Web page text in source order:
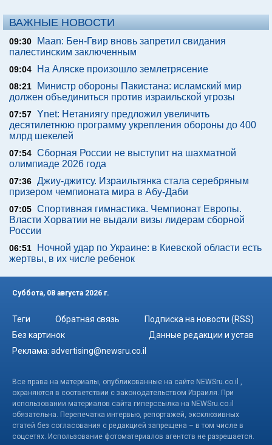
ВАЖНЫЕ НОВОСТИ
09:30
Maan: Бен-Гвир вновь запретил свидания
палестинским заключенным
09:04 На Аляске произошло землетрясение
08:21
Министр обороны Пакистана: исламский мир
должен объединиться против израильской угрозы
07:57 Ynet: Нетаниягу предложил увеличить
десятилетнюю программу укрепления обороны до 400
млрд шекелей
07:54 Сборная России не выступит на шахматной
олимпиаде 2026 года
07:36 Джиу-джитсу. Израильтянка стала серебряным
призером чемпионата мира в Абу-Даби
07:05 Спортивная гимнастика. Чемпионат Европы.
Власти Хорватии не выдали визы лидерам сборной
России
06:51
Ночной удар по Украине: в Киевской области есть
жертвы, в их числе ребенок
Суббота, 08 августа 2026 г.
Теги Обратная связь
Подписка на новости (RSS)
Без картинок
Данные редакции и устав
Реклама: advertising@newsru.co.il
Все права на материалы, опубликованные на сайте NEWSru.co.il ,
охраняются в соответствии с законодательством Израиля. При
использовании материалов сайта гиперссылка на NEWSru.co.il
обязательна. Перепечатка интервью, репортажей, эксклюзивных
статей без согласования с редакцией запрещена – в том числе в
соцсетях. Использование фотоматериалов агентств не разрешается.